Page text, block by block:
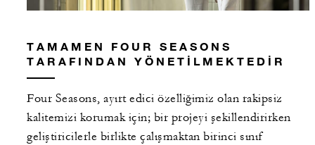
TAMAMEN FOUR SEASONS
TARAFINDAN YÖNETILMEKTEDIR
Four Seasons, ayırt edici özelliğimiz olan rakipsiz
kalitemizi korumak için; bir projeyi şekillendirirken
geliştiricilerle birlikte çalışmaktan birinci sınıf